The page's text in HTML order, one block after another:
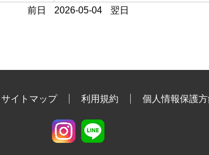
前日 2026-05-04 翌日
サイトマップ 利用規約 個人情報保護